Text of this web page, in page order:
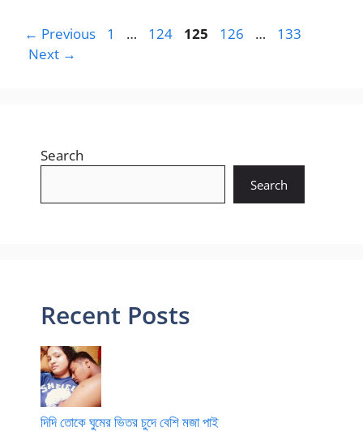
← Previous Page
1 … Page
124 Page
125 Page
126 … Page
133
Next →
Search
Search
Recent Posts
দিদি তোকে ঘুমের ভিতর চুদে বেশি মজা পাই